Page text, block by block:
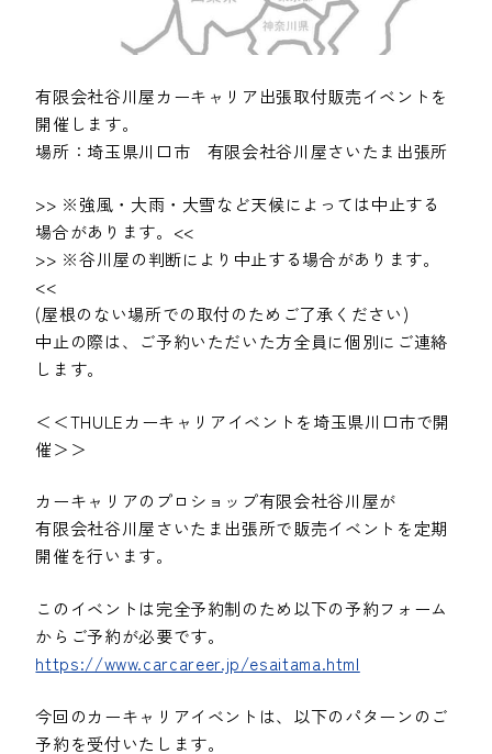
有限会社谷川屋カーキャリア出張取付販売イベントを
開催します。
場所：埼玉県川口市 有限会社谷川屋さいたま出張所
>> ※強風・大雨・大雪など天候によっては中止する
場合があります。<<
>> ※谷川屋の判断により中止する場合があります。
<<
(屋根のない場所での取付のためご了承ください)
中止の際は、ご予約いただいた方全員に個別にご連絡
します。
＜＜THULEカーキャリアイベントを埼玉県川口市で開
催＞＞
カーキャリアのプロショップ有限会社谷川屋が
有限会社谷川屋さいたま出張所で販売イベントを定期
開催を行います。
このイベントは完全予約制のため以下の予約フォーム
からご予約が必要です。
https://www.carcareer.jp/esaitama.html
今回のカーキャリアイベントは、以下のパターンのご
予約を受付いたします。